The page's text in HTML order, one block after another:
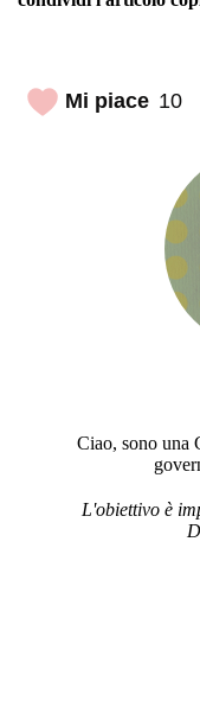
Mi piace 10
Ciao, sono una
L'obiettivo è